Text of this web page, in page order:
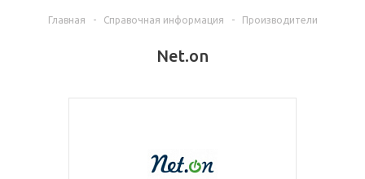
Главная - Справочная информация - Производители
Net.on